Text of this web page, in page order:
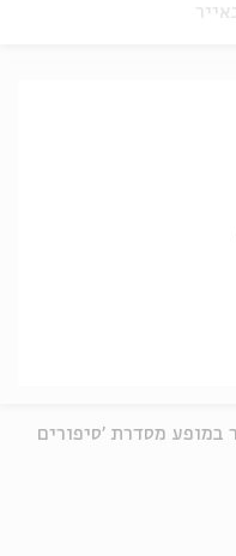
במופע מסדרת 'סיפורים